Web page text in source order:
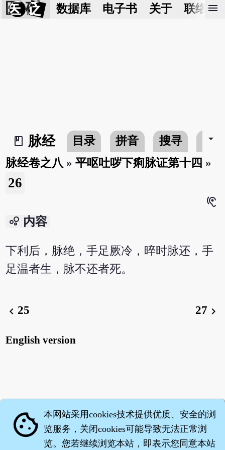
医 砭 数据库 电子书 关于 联络我
menu
book_2
脉经 目录 拼音 搜寻 书介
arrow_drop_down
脉经卷之八 »平呕吐哕下痢脉证第十四 »
26
hearing
bubble_chart 内容
下利后，脉绝，手足厥冷，晬时脉还，手
足温者生，脉不还者死。
chevron_left 25 27 chevron_right
English version
cookie 本网站采用cookies技术提供优质、安全的浏
览服务，关闭cookies可能导致无法正常浏
览。您若继续浏览本站，即表示您同意本站